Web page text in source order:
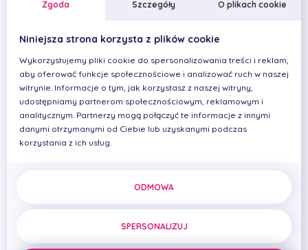
Przed zabiegiem:
lub przeziębienia).
Dziecko nie powinno spożywać posiłków na
minimum 4 godziny przed zabiegiem.
Na minimum 2 godziny przed zabiegiem dziecko
nie powinno przyjmować płynów.
Dziecko musi przyjść na zabieg z
ciężka postać astmy z dusznością stadium zaostrzenia.
Sama obecność astmy dobrze kontrolowanej
Zgoda Szczegóły O plikach cookie
Niniejsza strona korzysta z plików cookie
Wykorzystujemy pliki cookie do spersonalizowania treści i reklam,
aby oferować funkcje społecznościowe i analizować ruch w naszej
witrynie. Informacje o tym, jak korzystasz z naszej witryny,
udostępniamy partnerom społecznościowym, reklamowym i
analitycznym. Partnerzy mogą połączyć te informacje z innymi
danymi otrzymanymi od Ciebie lub uzyskanymi podczas
korzystania z ich usług.
ODMOWA
SPERSONALIZUJ